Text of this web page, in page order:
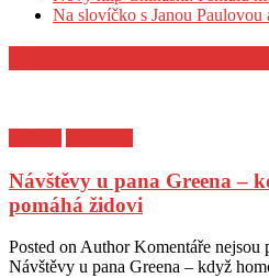
Na slovíčko s Janou Paulovou
Návštěvy u pana Greena –
pomáhá židovi
Posted on Author Komentáře nejsou
Návštěvy u pana Greena – když